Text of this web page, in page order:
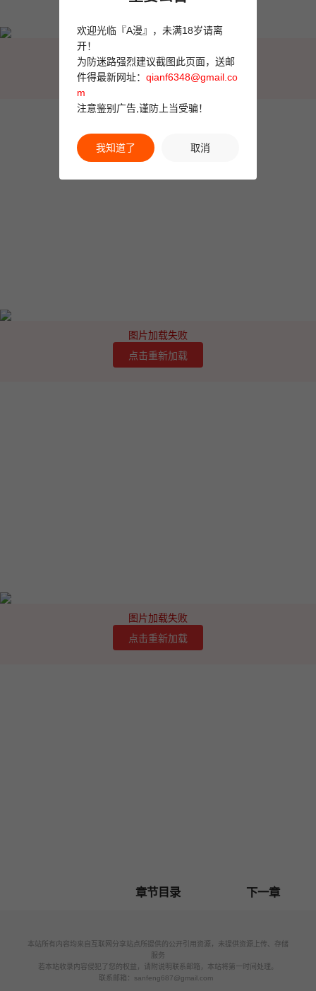
点击重新加载
图片加载失败
点击重新加载
图片加载失败
点击重新加载
章节目录 下一章
本站所有内容均来自互联网分享站点所提供的公开引用资源，未提供资源上传、存储
服务
若本站收录内容侵犯了您的权益，请附说明联系邮箱，本站将第一时间处理。
联系邮箱： sanfeng687@gmail.com
欢迎光临『A漫』，未满18岁请离
开！
为防迷路强烈建议截图此页面，送邮
件得最新网址： qianf6348@gmail.co
m
注意鉴别广告,谨防上当受骗！
我知道了 取消